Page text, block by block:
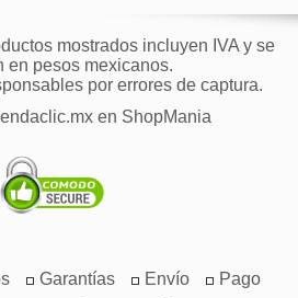
mostrados incluyen IVA y se
en pesos mexicanos.
por errores de captura.
Garantías Envío
Pago